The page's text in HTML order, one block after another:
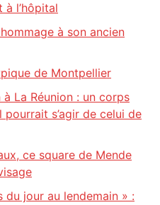
à l’hôpital
à son ancien
de Montpellier
à La Réunion : un corps
s’agir de celui de
ce square de Mende
du jour au lendemain » :